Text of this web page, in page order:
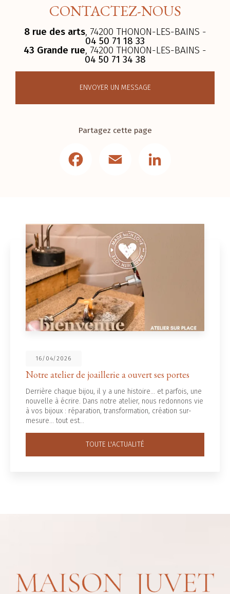
CONTACTEZ-NOUS
8 rue des arts, 74200 THONON-LES-BAINS -
04 50 71 18 33
43 Grande rue, 74200 THONON-LES-BAINS -
04 50 71 34 38
ENVOYER UN MESSAGE
Partagez cette page
16/04/2026
Notre atelier de joaillerie a ouvert ses portes
Derrière chaque bijou, il y a une histoire... et parfois, une
nouvelle à écrire. Dans notre atelier, nous redonnons vie
à vos bijoux : réparation, transformation, création sur-
mesure… tout est…
TOUTE L'ACTUALITÉ